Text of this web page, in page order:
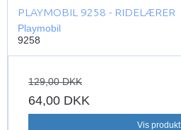
PLAYMOBIL 9258 - RIDELÆRER
Playmobil
9258
129,00 DKK
64,00 DKK
Vis produkt